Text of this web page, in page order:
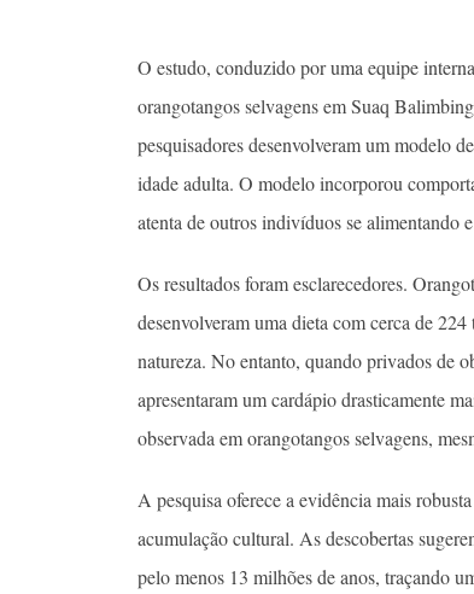
O estudo, conduzido por uma equipe
orangotangos selvagens em Suaq
pesquisadores desenvolveram um modelo
idade adulta. O modelo incorporou
atenta de outros indivíduos se alimentando
Os resultados foram esclarecedores.
desenvolveram uma dieta com cerca de
natureza. No entanto, quando privados de
apresentaram um cardápio drasticamente
observada em orangotangos selvagens,
A pesquisa oferece a evidência mais
acumulação cultural. As descobertas
pelo menos 13 milhões de anos, traçando